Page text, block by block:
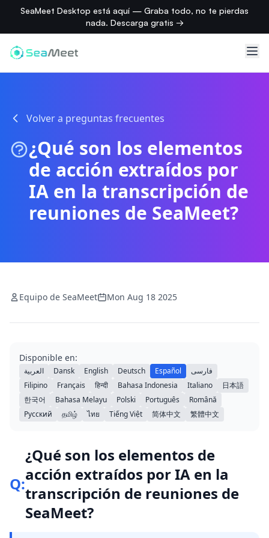
SeaMeet Desktop está aquí — Graba todo, no te pierdas
nada. Descarga gratis →
Volver a preguntas frecuentes
¿Qué son los elementos
de acción extraídos por
IA en la transcripción de
reuniones de SeaMeet?
Equipo de SeaMeet Mon Aug 18 2025
Disponible en:
العربية Dansk English Deutsch Español
فارسی
Filipino
Français हिन्दी Bahasa Indonesia Italiano
日本語
한국어
Bahasa Melayu Polski Português
Română
Русский
தமிழ் ไทย Tiếng Việt 简体中文 繁體中文
Q:
¿Qué son los elementos de
acción extraídos por IA en la
transcripción de reuniones de
SeaMeet?